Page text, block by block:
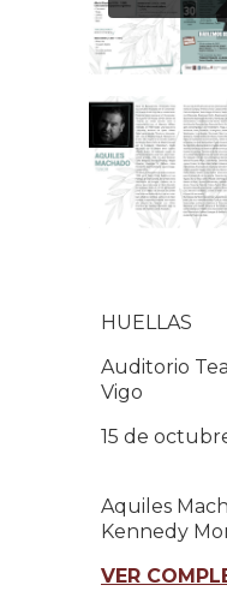
HUELLAS
Auditorio
Vigo
15 de
Aquiles
Kennedy
VER